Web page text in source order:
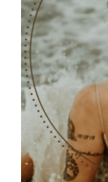
Zoeken
naar: